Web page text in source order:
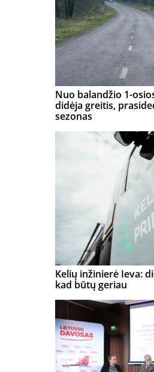
Nuo balandžio 1-
didėja greitis,
sezonas
Kelių inžinierė Ieva:
kad būtų geriau